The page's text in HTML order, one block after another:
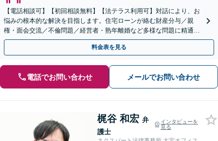
【電話相談可】【初回相談無料】【法テラス利用可】対話により、お
悩みの根本的な解決を目指します。住宅ローンが絡む財産分与／親
権・面会交流／不倫問題／経営者・熟年離婚など多様な問題に精通。
協議・調停・裁判の実績多数あり【完全個室】【大宮駅3分】
料金表を見る
電話でお問い合わせ メールでお問い合わせ
梶谷 和宏 弁
護士
インタビューを
見る